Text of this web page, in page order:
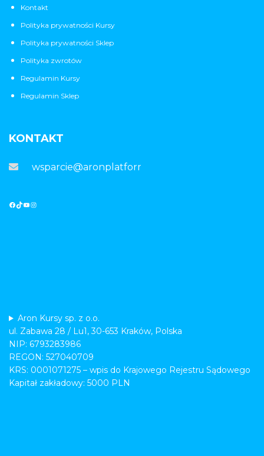
Kontakt
Polityka prywatności Kursy
Polityka prywatności Sklep
Polityka zwrotów
Regulamin Kursy
Regulamin Sklep
KONTAKT
wsparcie@aronplatforma.pl
Aron Kursy sp. z o.o.
ul. Zabawa 28 / Lu1, 30-653 Kraków, Polska
NIP: 6793283986
REGON: 527040709
KRS: 0001071275 – wpis do Krajowego Rejestru Sądowego
Kapitał zakładowy: 5000 PLN